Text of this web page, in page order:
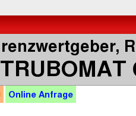
TRUBOMAT
Online Anfrage